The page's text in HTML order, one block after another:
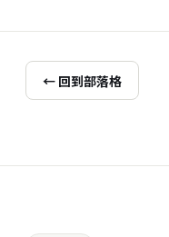
← 回到部落格